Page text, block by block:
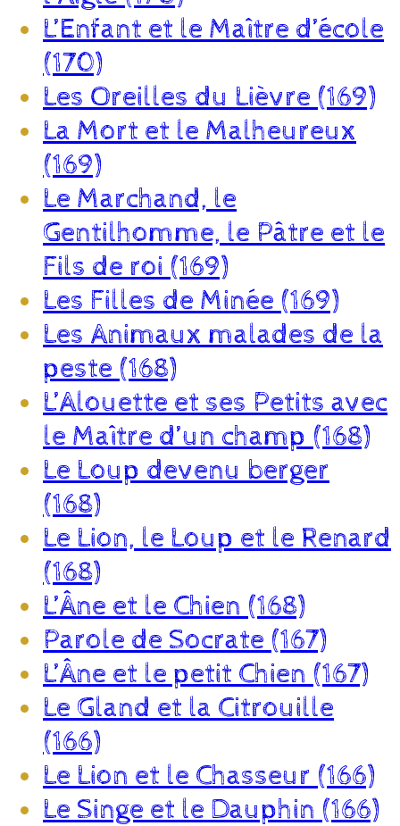
L’Enfant et le Maître d’école
(170)
Les Oreilles du Lièvre (169)
La Mort et le Malheureux
(169)
Le Marchand, le
Gentilhomme, le Pâtre et le
Fils de roi (169)
Les Filles de Minée (169)
Les Animaux malades de la
peste (168)
L’Alouette et ses Petits avec
le Maître d’un champ (168)
Le Loup devenu berger
(168)
Le Lion, le Loup et le Renard
(168)
L’Âne et le Chien (168)
Parole de Socrate (167)
L’Âne et le petit Chien (167)
Le Gland et la Citrouille
(166)
Le Lion et le Chasseur (166)
Le Singe et le Dauphin (166)